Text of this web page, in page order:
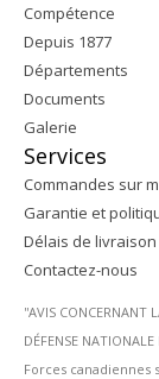
Compétence
Depuis 1877
Départements
Documents
Galerie
Services
Commandes sur
Garantie et
Délais de livraison
Contactez-nous
''AVIS CONCERNANT
DÉFENSE
Forces